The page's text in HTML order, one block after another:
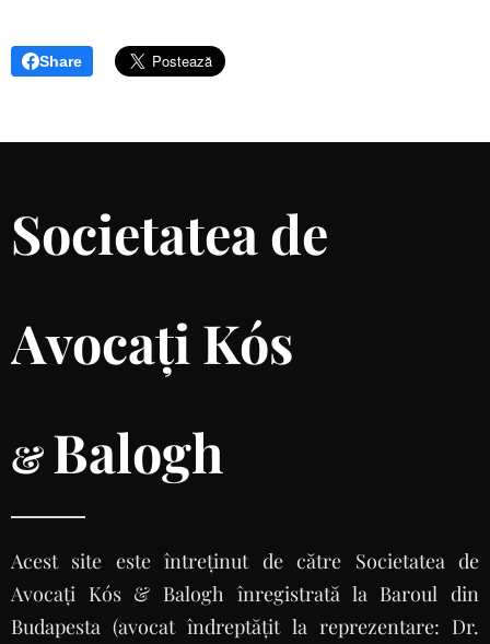
Share
Societatea de
Avocați Kós
&Balogh
Acest site este întreținut de către Societatea de
Avocați Kós & Balogh înregistrată la Baroul din
Budapesta (avocat îndreptățit la reprezentare: Dr.